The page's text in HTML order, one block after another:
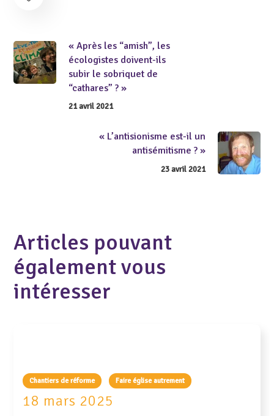
« Après les “amish”, les
écologistes doivent-ils
subir le sobriquet de
“cathares” ? »
21 avril 2021
« L’antisionisme est-il un
antisémitisme ? »
23 avril 2021
Articles pouvant
également vous
intéresser
Chantiers de réforme Faire église autrement
18 mars 2025